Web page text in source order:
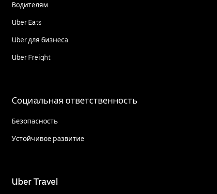
Водителям
Uber Eats
Uber для бизнеса
Uber Freight
Социальная ответственность
Безопасность
Устойчивое развитие
Uber Travel